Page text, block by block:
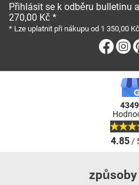
Přihlásit se k odběru bulletinu
270,00 Kč *
* Lze uplatnit při nákupu od 1 350,00 Kč
4.85/